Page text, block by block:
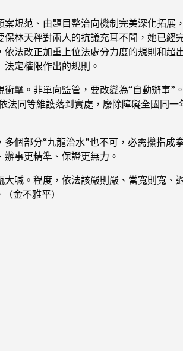
規范、由題目整治向機制完美深化拓展
林天秤對兩人的抗議充耳不聞，她已經
法改正加重上位法處分力度的規則和超
定權限作出的規則。
擊。非單向監管，要改變為“自動辦事”
法同等維護落到實處，廢除障礙全國同一
個部分“九龍治水”也不可，必需攥指成
事更精準、保證更無力。
喊。程度，依法該嚴則嚴、當寬則寬、
（金不雅平）